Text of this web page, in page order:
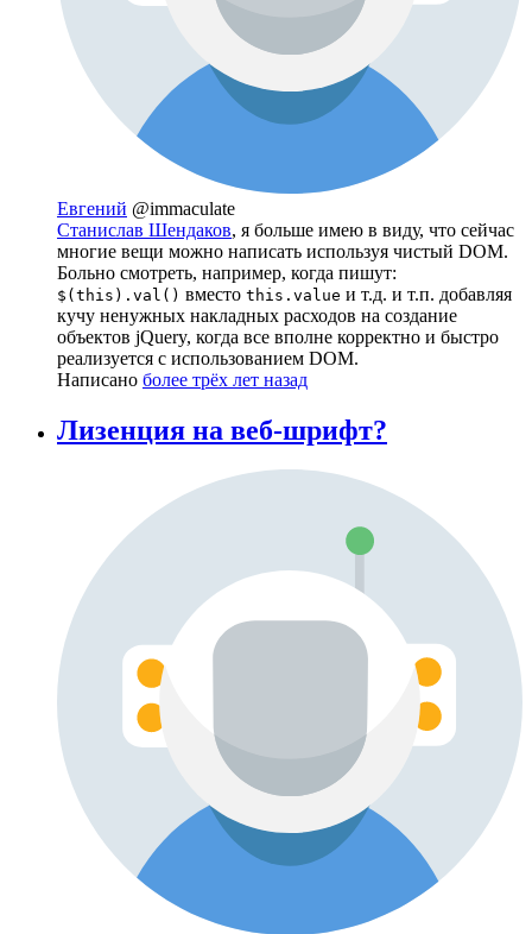
Евгений @immaculate
Станислав Шендаков, я больше имею в виду, что сейчас
многие вещи можно написать используя чистый DOM.
Больно смотреть, например, когда пишут:
$(this).val() вместо this.value и т.д. и т.п. добавляя
кучу ненужных накладных расходов на создание
объектов jQuery, когда все вполне корректно и быстро
реализуется с использованием DOM.
Написано более трёх лет назад
Лизенция на веб-шрифт?